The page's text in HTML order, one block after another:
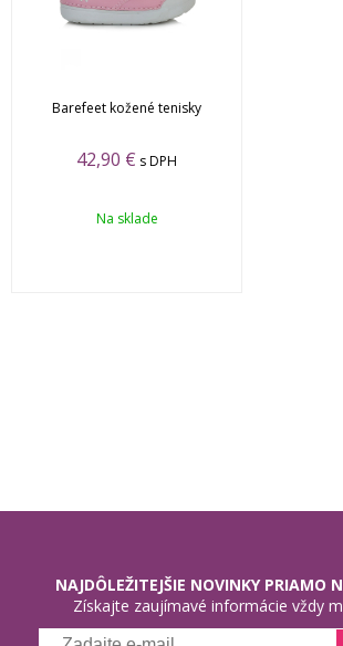
Barefeet kožené tenisky
42,90 € s DPH
Na sklade
NAJDÔLEŽITEJŠIE NOVINKY PRIAMO
Získajte zaujímavé informácie vždy